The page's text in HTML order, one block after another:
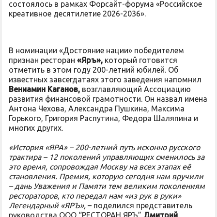
состоялось в рамках Форсайт-форума «Российское
креативное десятилетие 2026-2036».
В номинации «Достояние нации» победителем
признан ресторан «Яръ», который готовится
отметить в этом году 200-летний юбилей. Об
известных завсегдатаях этого заведения напомнил
Вениамин Каганов, возглавляющий Ассоциацию
развития финансовой грамотности. Он назвал имена
Антона Чехова, Александра Пушкина, Максима
Горького, Григория Распутина, Федора Шаляпина и
многих других.
«История «ЯРА» – 200-летний путь исконно русского
трактира – 12 поколений управляющих сменилось за
это время, сопровождая Москву на всех этапах её
становления. Премия, которую сегодня нам вручили
– дань Уважения и Памяти тем великим поколениям
рестораторов, кто передал нам «из рук в руки»
Легендарный «ЯРЪ», – поделился представитель
руководства ООО “РЕСТОРАН ЯРЪ” Дмитрий